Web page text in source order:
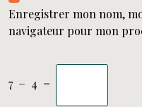
Enregistrer mon nom,
navigateur pour mon
7 − 4 =